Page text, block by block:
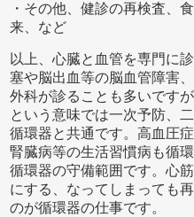
・その他、健診の再検査、
来、など
以上、心臓と血管を専門に
塞や脳出血等の脳血管障害
外科が診ることも多いです
という意味では一次予防、
循環器と共通です。高血圧
腎臓病等の生活習慣病も循
循環器の守備範囲です。心
にする、なってしまっても
のが循環器の仕事です。